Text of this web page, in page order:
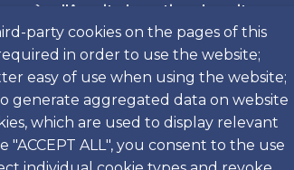
party cookies on the pages of this
in order to use the website;
easy of use when using the website;
generate aggregated data on website
which are used to display relevant
ALL", you consent to the use
d'Amoita Location de voitures
personnalisé et sans complications,
pour le meilleur prix et un service